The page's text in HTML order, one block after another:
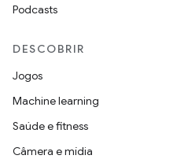
Podcasts
DESCOBRIR
Jogos
Machine learning
Saúde e fitness
Câmera e mídia